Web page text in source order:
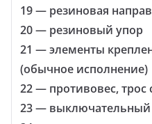
19 — резиновая
20 — резиновый упор
21 — элементы
(обычное исполнение)
22 — противовес,
23 — выключательный